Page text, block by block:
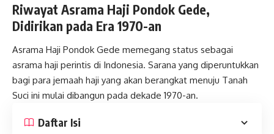
Riwayat Asrama Haji Pondok Gede,
Didirikan pada Era 1970-an
Asrama Haji Pondok Gede memegang status sebagai
asrama haji perintis di Indonesia. Sarana yang diperuntukkan
bagi para jemaah haji yang akan berangkat menuju Tanah
Suci ini mulai dibangun pada dekade 1970-an.
Daftar Isi